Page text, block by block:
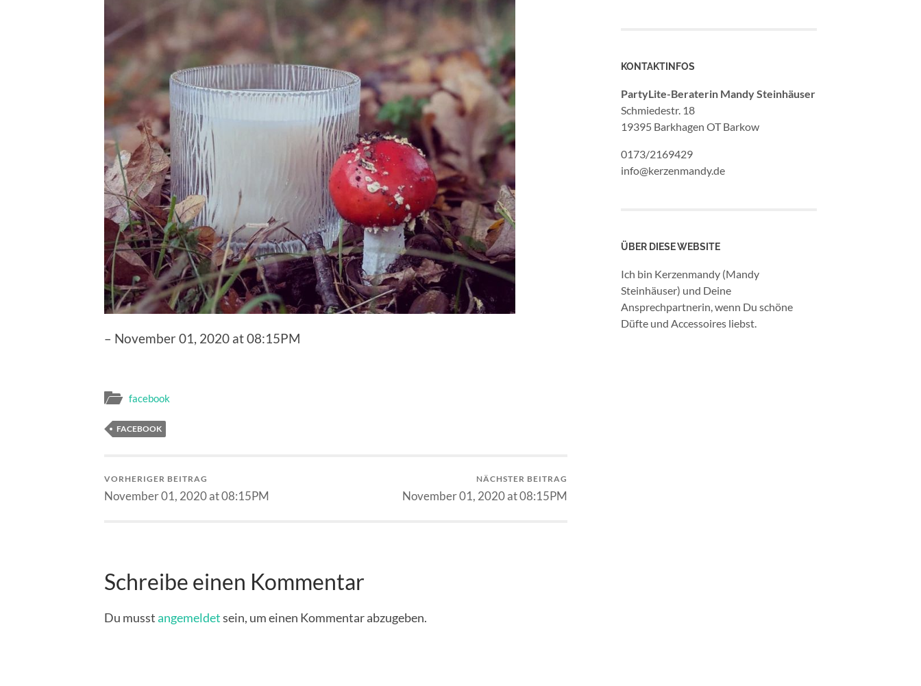
– November 01, 2020 at 08:15PM
facebook
FACEBOOK
VORHERIGER BEITRAG
November 01, 2020 at 08:15PM
NÄCHSTER BEITRAG
November 01, 2020 at 08:15PM
Schreibe einen Kommentar
Du musstangemeldetsein, um einen Kommentar abzugeben.
KONTAKTINFOS
PartyLite-Beraterin Mandy Steinhäuser
Schmiedestr. 18
19395 Barkhagen OT Barkow
0173/2169429
info@kerzenmandy.de
ÜBER DIESE WEBSITE
Ich bin Kerzenmandy (Mandy
Steinhäuser) und Deine
Ansprechpartnerin, wenn Du schöne
Düfte und Accessoires liebst.